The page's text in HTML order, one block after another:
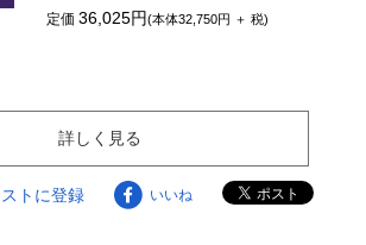
定価36,025円(本体32,750円 ＋ 税)
詳しく見る
トに登録 いいね